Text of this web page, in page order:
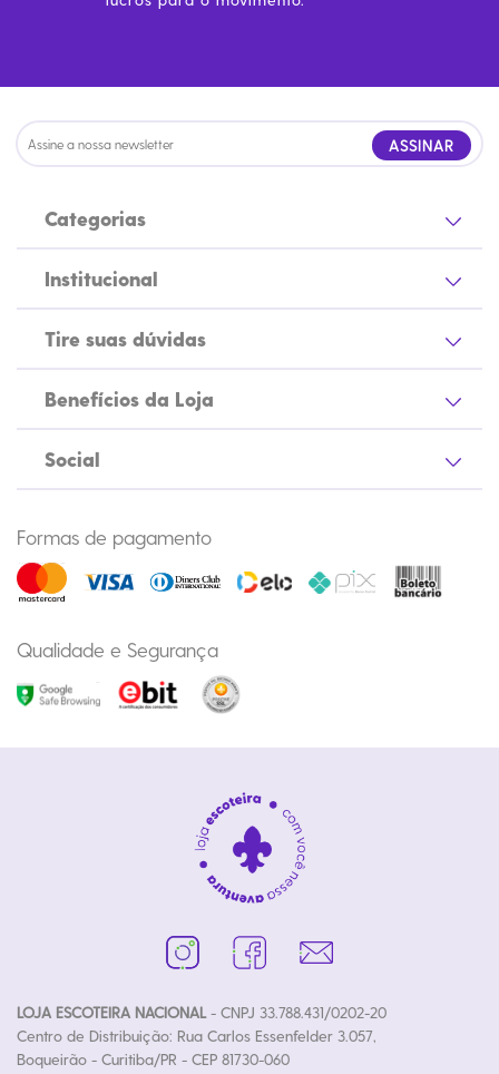
ASSINAR
Categorias
Institucional
Tire suas dúvidas
Benefícios da Loja
Social
Formas de pagamento
Qualidade e Segurança
LOJA ESCOTEIRA NACIONAL- CNPJ 33.788.431/0202-20
Centro de Distribuição: Rua Carlos Essenfelder 3.057,
Boqueirão - Curitiba/PR - CEP 81730-060